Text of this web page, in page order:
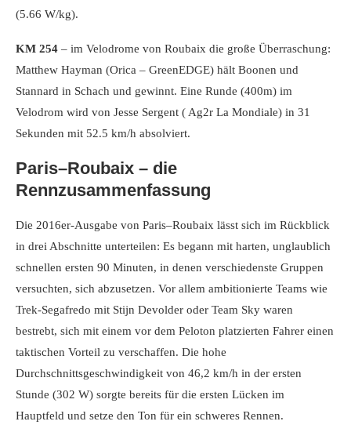
(5.66 W/kg).
KM 254 – im Velodrome von Roubaix die große Überraschung:
Matthew Hayman (Orica – GreenEDGE) hält Boonen und
Stannard in Schach und gewinnt. Eine Runde (400m) im
Velodrom wird von Jesse Sergent ( Ag2r La Mondiale) in 31
Sekunden mit 52.5 km/h absolviert.
Paris–Roubaix – die
Rennzusammenfassung
Die 2016er-Ausgabe von Paris–Roubaix lässt sich im Rückblick
in drei Abschnitte unterteilen: Es begann mit harten, unglaublich
schnellen ersten 90 Minuten, in denen verschiedenste Gruppen
versuchten, sich abzusetzen. Vor allem ambitionierte Teams wie
Trek-Segafredo mit Stijn Devolder oder Team Sky waren
bestrebt, sich mit einem vor dem Peloton platzierten Fahrer einen
taktischen Vorteil zu verschaffen. Die hohe
Durchschnittsgeschwindigkeit von 46,2 km/h in der ersten
Stunde (302 W) sorgte bereits für die ersten Lücken im
Hauptfeld und setze den Ton für ein schweres Rennen.